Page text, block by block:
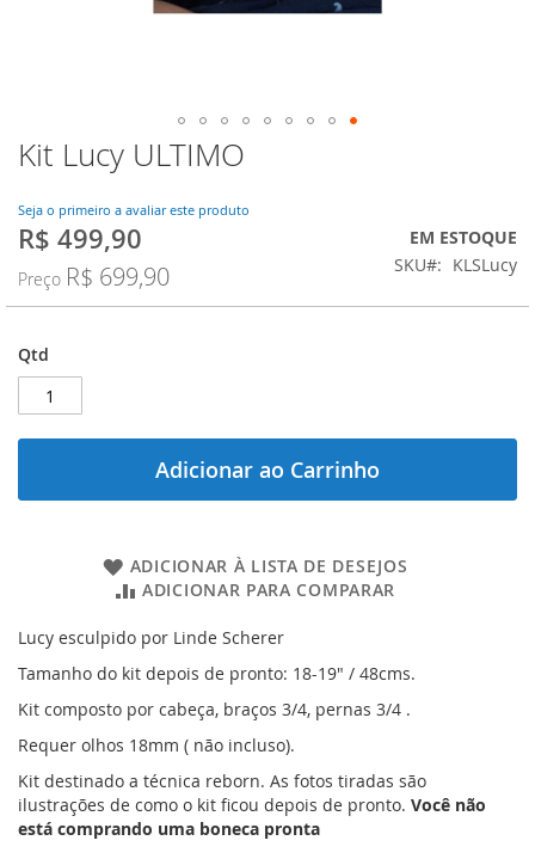
Kit Lucy ULTIMO
Seja o primeiro a avaliar este produto
Preço
R$ 499,90
Preço R$ 699,90
EM ESTOQUE
SKU
KLSLucy
Qtd
Adicionar ao Carrinho
ADICIONAR À LISTA DE DESEJOS
ADICIONAR PARA COMPARAR
Lucy esculpido por Linde Scherer
Tamanho do kit depois de pronto: 18-19" / 48cms.
Kit composto por cabeça, braços 3/4, pernas 3/4 .
Requer olhos 18mm ( não incluso).
Kit destinado a técnica reborn. As fotos tiradas são
ilustrações de como o kit ficou depois de pronto. Você não
está comprando uma boneca pronta
Saltar
para
início
da
Galeria
de